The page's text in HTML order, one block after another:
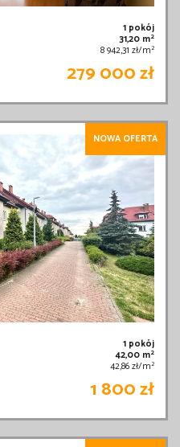
1 pokój
31,20 m2
8 942,31 zł/m2
279 000 zł
NOWA OFERTA
1 pokój
42,00 m2
42,86 zł/m2
1 800 zł